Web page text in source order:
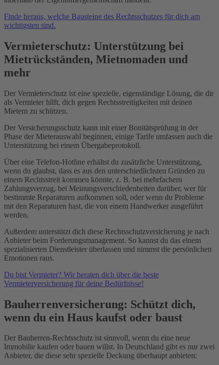
Finde heraus, welche Bausteine des Rechtsschutzes für dich am
wichtigsten sind.
Vermieterschutz: Unterstützung bei
Mietrückständen, Mietnomaden und
mehr
Der Vermieterschutz ist eine spezielle, eigenständige Lösung, die dir
als Vermieter hilft, dich gegen Rechtsstreitigkeiten mit deinen
Mietern zu schützen.
Der Versicherungsschutz kann mit einer Bonitätsprüfung in der
Phase der Mieterauswahl beginnen, einige Tarife umfassen auch die
Unterstützung bei einem Übergabeprotokoll.
Über eine Telefon-Hotline erhältst du zusätzliche Unterstützung,
wenn du glaubst, dass es aus den unterschiedlichsten Gründen zu
einem Rechtsstreit kommen könnte, z. B. bei mehrfachem
Zahlungsverzug, bei Meinungsverschiedenheiten darüber, wer für
bestimmte Reparaturen aufkommen soll, oder wenn du Probleme
mit den Reparaturen hast, die von einem Handwerker ausgeführt
werden.
Außerdem unterstützt dich diese Rechtsschutzversicherung je nach
Anbieter beim Forderungsmanagement. So kannst du das einem
spezialisierten Dienstleister überlassen und nimmst die persönlichen
Emotionen raus.
Du bist Vermieter? Wir beraten dich über die beste
Vermieterversicherung für deine Bedürfnisse!
Bauherrenversicherung: Schützt dich,
wenn du ein Haus kaufst oder baust
Der Bauherren-Rechtsschutz ist sinnvoll, wenn du eine neue
Immobilie kaufen oder bauen willst. In Deutschland gibt es nur zwei
Anbieter, die diese sehr spezielle Deckung überhaupt anbieten: